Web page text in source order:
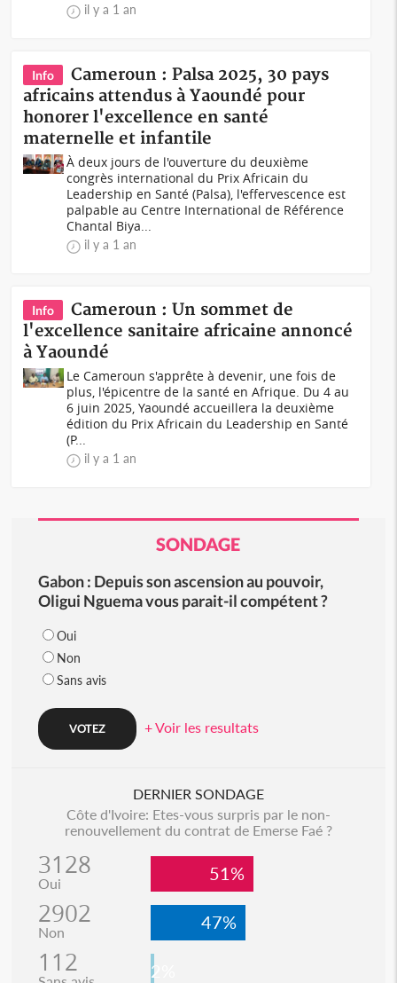
il y a 1 an
Info
Cameroun : Palsa 2025, 30 pays
africains attendus à Yaoundé pour
honorer l'excellence en santé
maternelle et infantile
À deux jours de l'ouverture du deuxième
congrès international du Prix Africain du
Leadership en Santé (Palsa), l'effervescence est
palpable au Centre International de Référence
Chantal Biya...
il y a 1 an
Info
Cameroun : Un sommet de
l'excellence sanitaire africaine annoncé
à Yaoundé
Le Cameroun s'apprête à devenir, une fois de
plus, l'épicentre de la santé en Afrique. Du 4 au
6 juin 2025, Yaoundé accueillera la deuxième
édition du Prix Africain du Leadership en Santé
(P...
il y a 1 an
SONDAGE
Gabon : Depuis son ascension au pouvoir,
Oligui Nguema vous parait-il compétent ?
Oui
Non
Sans avis
+ Voir les resultats
DERNIER SONDAGE
Côte d'Ivoire: Etes-vous surpris par le non-
renouvellement du contrat de Emerse Faé ?
3128
Oui 51%
2902
Non 47%
112 2%